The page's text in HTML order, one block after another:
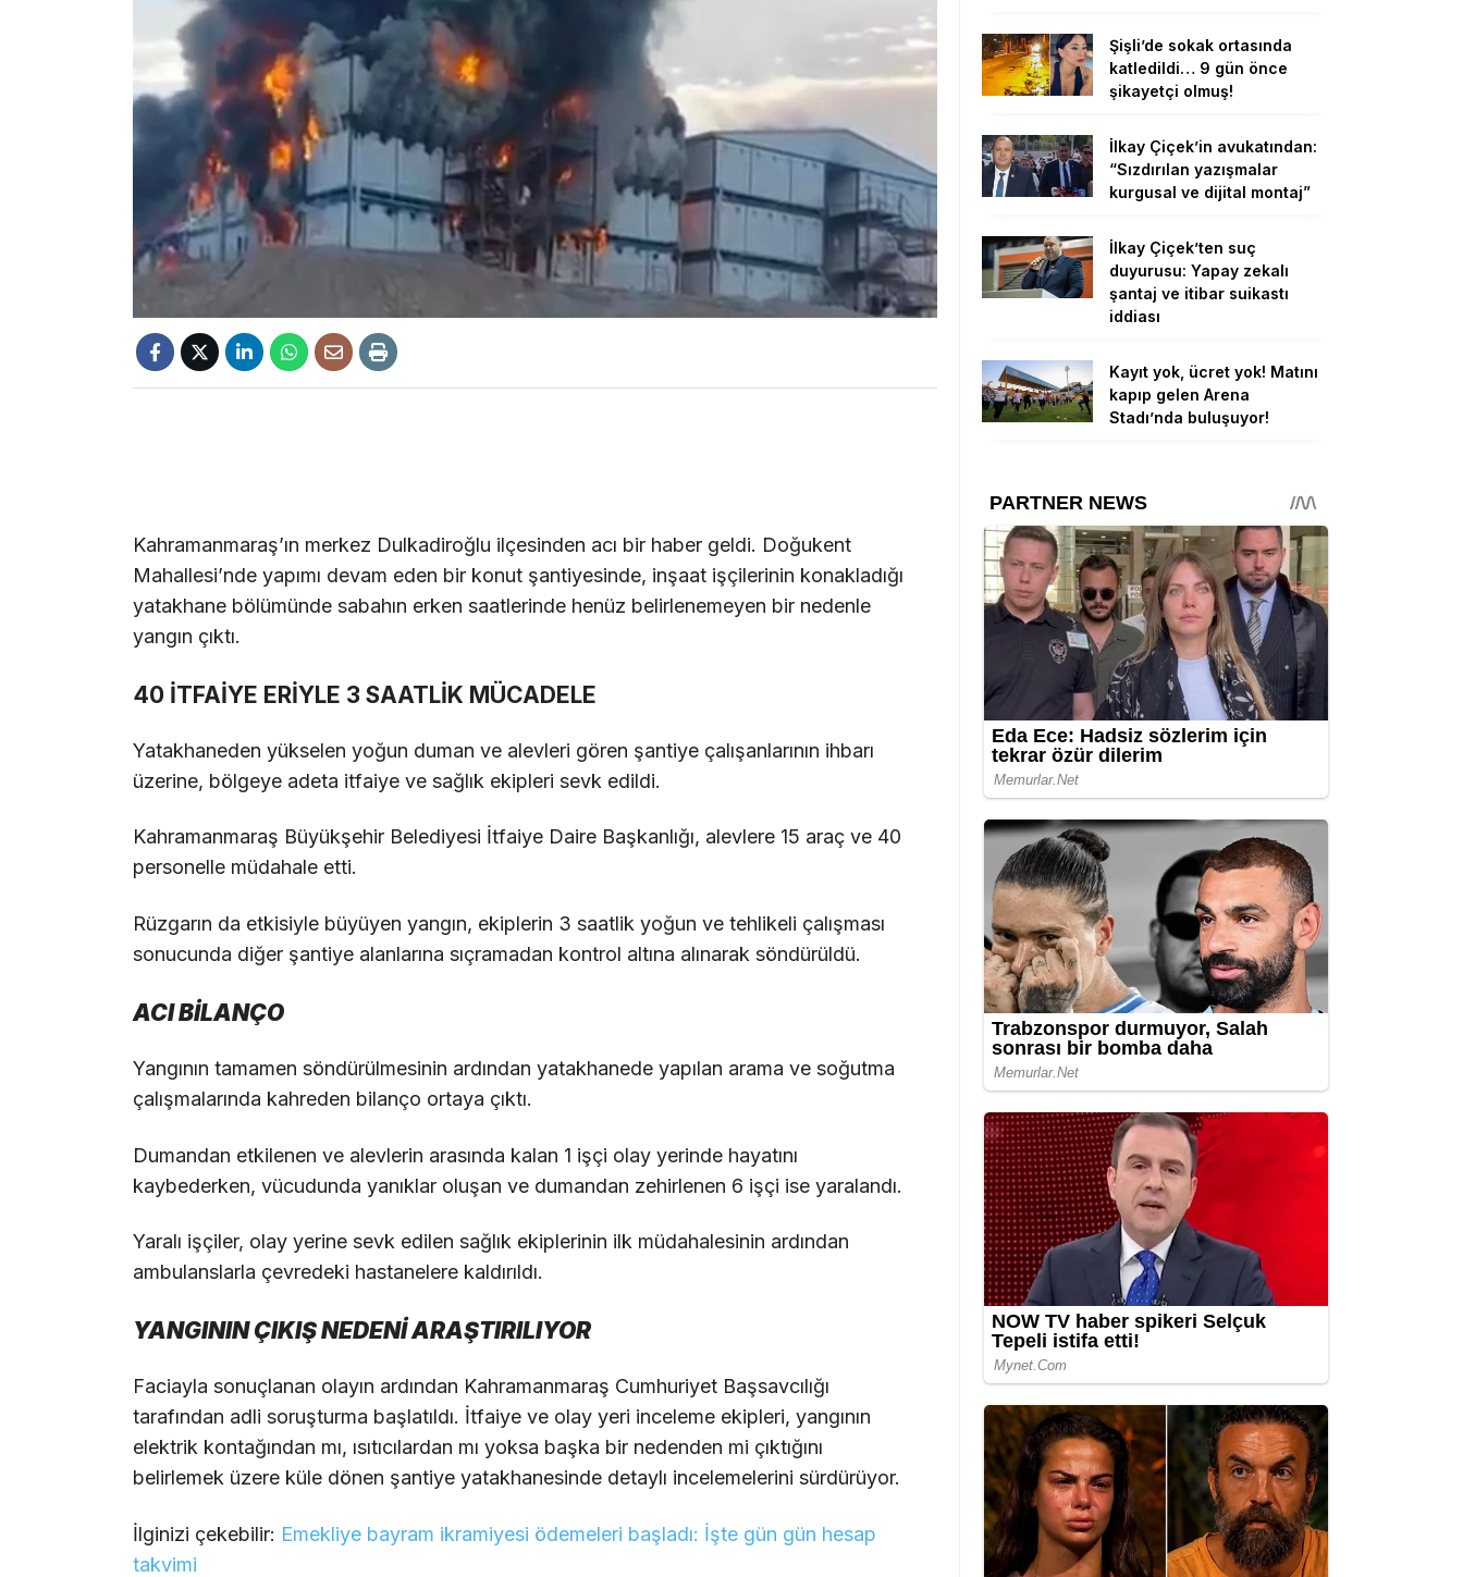
Kahramanmaraş’ın merkez Dulkadiroğlu ilçesinden acı bir haber geldi. Doğukent
Mahallesi’nde yapımı devam eden bir konut şantiyesinde, inşaat işçilerinin konakladığı
yatakhane bölümünde sabahın erken saatlerinde henüz belirlenemeyen bir nedenle
yangın çıktı.
40 İTFAİYE ERİYLE 3 SAATLİK MÜCADELE
Yatakhaneden yükselen yoğun duman ve alevleri gören şantiye çalışanlarının ihbarı
üzerine, bölgeye adeta itfaiye ve sağlık ekipleri sevk edildi.
Kahramanmaraş Büyükşehir Belediyesi İtfaiye Daire Başkanlığı, alevlere 15 araç ve 40
personelle müdahale etti.
Rüzgarın da etkisiyle büyüyen yangın, ekiplerin 3 saatlik yoğun ve tehlikeli çalışması
sonucunda diğer şantiye alanlarına sıçramadan kontrol altına alınarak söndürüldü.
ACI BİLANÇO
Yangının tamamen söndürülmesinin ardından yatakhanede yapılan arama ve soğutma
çalışmalarında kahreden bilanço ortaya çıktı.
Dumandan etkilenen ve alevlerin arasında kalan 1 işçi olay yerinde hayatını
kaybederken, vücudunda yanıklar oluşan ve dumandan zehirlenen 6 işçi ise yaralandı.
Yaralı işçiler, olay yerine sevk edilen sağlık ekiplerinin ilk müdahalesinin ardından
ambulanslarla çevredeki hastanelere kaldırıldı.
YANGININ ÇIKIŞ NEDENİ ARAŞTIRILIYOR
Faciayla sonuçlanan olayın ardından Kahramanmaraş Cumhuriyet Başsavcılığı
tarafından adli soruşturma başlatıldı. İtfaiye ve olay yeri inceleme ekipleri, yangının
elektrik kontağından mı, ısıtıcılardan mı yoksa başka bir nedenden mi çıktığını
belirlemek üzere küle dönen şantiye yatakhanesinde detaylı incelemelerini sürdürüyor.
İlginizi çekebilir: Emekliye bayram ikramiyesi ödemeleri başladı: İşte gün gün hesap
takvimi
Şişli’de sokak ortasında
katledildi… 9 gün önce
şikayetçi olmuş!
İlkay Çiçek’in avukatından:
“Sızdırılan yazışmalar
kurgusal ve dijital montaj”
İlkay Çiçek’ten suç
duyurusu: Yapay zekalı
şantaj ve itibar suikastı
iddiası
Kayıt yok, ücret yok! Matını
kapıp gelen Arena
Stadı’nda buluşuyor!